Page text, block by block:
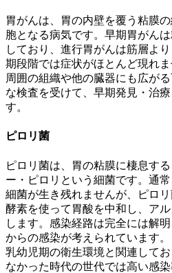
胃がんは、胃の内壁を覆う粘膜
胞となる病気です。早期胃がん
しており、進行胃がんは筋層よ
期段階では症状がほとんど現れ
周囲の組織や他の臓器にも広が
な検査を受けて、早期発見・治
す。
ピロリ菌
ピロリ菌は、胃の粘膜に棲息す
ー・ピロリという細菌です。通
細菌が生き残れませんが、ピロ
酵素を使って胃酸を中和し、ア
します。感染経路は完全には解
からの感染が考えられています
乳幼児期の衛生環境と関連して
なかった時代の世代では高い感